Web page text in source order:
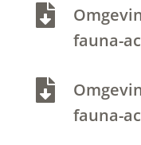

fauna-

fauna-